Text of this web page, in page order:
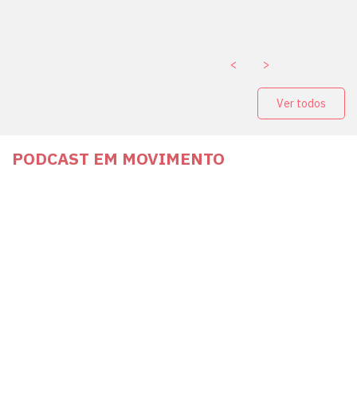
< >
Ver todos
PODCAST EM MOVIMENTO